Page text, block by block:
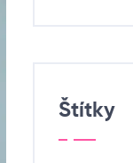
Štítky